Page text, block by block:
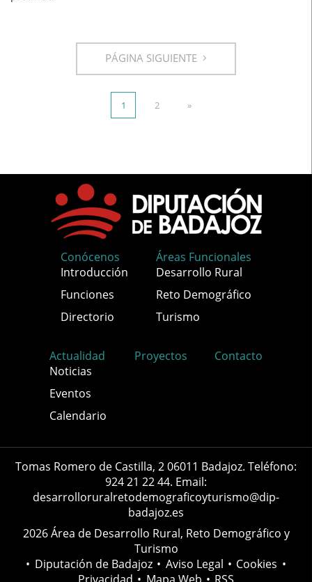
PÁGINA SIGUIENTE
1 2 »
Conócenos
Introducción
Funciones
Directorio
Áreas Funcionales
Desarrollo Rural
Reto Demográfico
Turismo
Actualidad
Noticias
Eventos
Calendario
Proyectos Contacto
Tomas Romero de Castilla, 2 06011 Badajoz. Teléfono:
924 21 22 44. Email:
desarrolloruralretodemograficoyturismo@dip-
badajoz.es
2026 Área de Desarrollo Rural, Reto Demográfico y
Turismo
• Diputación de Badajoz • Aviso Legal • Cookies •